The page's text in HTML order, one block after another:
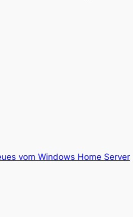
vom Windows Home Server